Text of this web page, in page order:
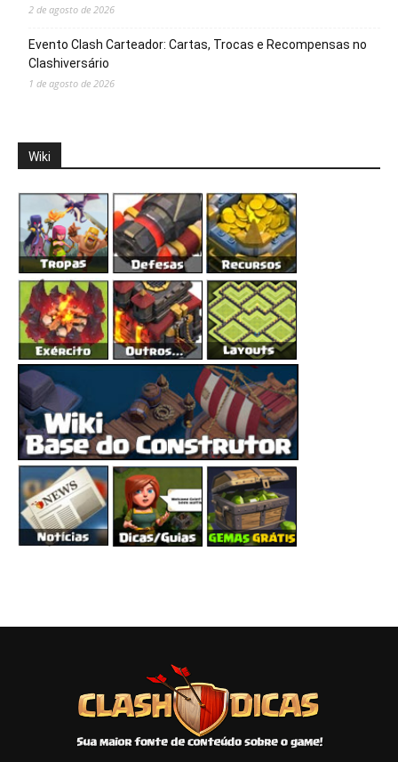
2 de agosto de 2026
Evento Clash Carteador: Cartas, Trocas e Recompensas no
Clashiversário
1 de agosto de 2026
Wiki